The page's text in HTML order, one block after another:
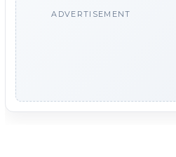
ADVERTISEMENT